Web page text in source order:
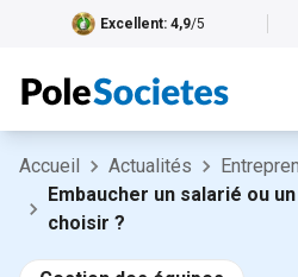
Excellent: 4,9/5
Accueil Actualités
Embaucher un salarié ou
choisir ?